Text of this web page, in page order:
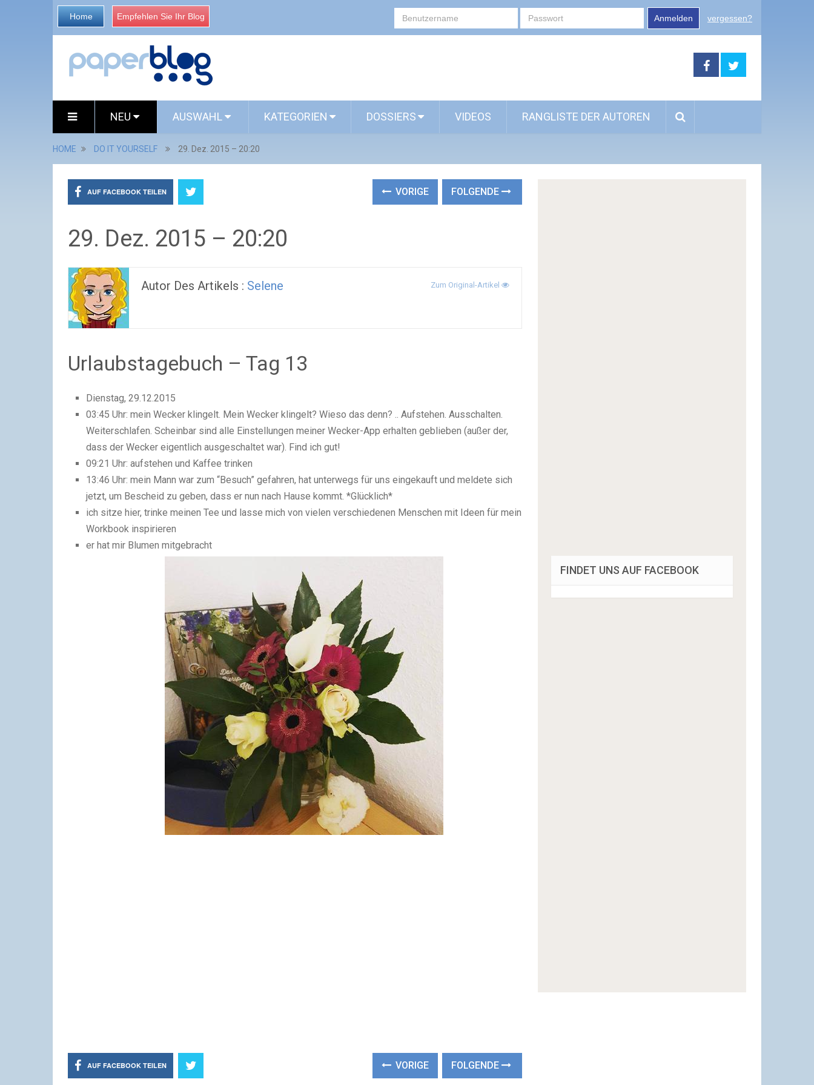
Home Empfehlen Sie Ihr Blog Anmelden vergessen?
NEU AUSWAHL KATEGORIEN DOSSIERS VIDEOS RANGLISTE DER AUTOREN
HOME DO IT YOURSELF 29. Dez. 2015 – 20:20
AUF FACEBOOK TEILEN VORIGE FOLGENDE
29. Dez. 2015 – 20:20
Autor Des Artikels : Selene Zum Original-Artikel
Urlaubstagebuch – Tag 13
Dienstag, 29.12.2015
03:45 Uhr: mein Wecker klingelt. Mein Wecker klingelt? Wieso das denn? .. Aufstehen. Ausschalten.
Weiterschlafen. Scheinbar sind alle Einstellungen meiner Wecker-App erhalten geblieben (außer der,
dass der Wecker eigentlich ausgeschaltet war). Find ich gut!
09:21 Uhr: aufstehen und Kaffee trinken
13:46 Uhr: mein Mann war zum “Besuch” gefahren, hat unterwegs für uns eingekauft und meldete sich
jetzt, um Bescheid zu geben, dass er nun nach Hause kommt. *Glücklich*
ich sitze hier, trinke meinen Tee und lasse mich von vielen verschiedenen Menschen mit Ideen für mein
Workbook inspirieren
er hat mir Blumen mitgebracht
AUF FACEBOOK TEILEN VORIGE FOLGENDE
FINDET UNS AUF FACEBOOK